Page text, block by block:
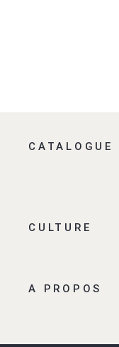
CATALOGUE
CULTURE
A PROPOS